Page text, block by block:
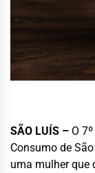
SÃO LUÍS – O
Consumo de
uma mulher que